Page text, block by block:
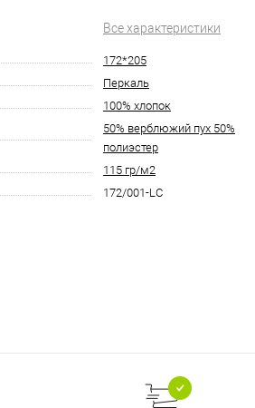
Все характеристики
172*205
Перкаль
100% хлопок
50% верблюжий пух 50%
полиэстер
115 гр/м2
172/001-LC